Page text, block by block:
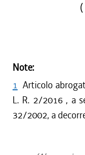
Note:
1 Articolo
L. R. 2/2016 , a
32/2002, a